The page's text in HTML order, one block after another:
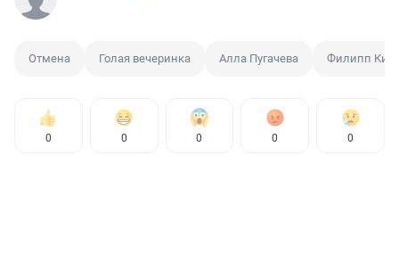
Отмена Голая вечеринка Алла Пугачева Филипп
0 0 0 0 0